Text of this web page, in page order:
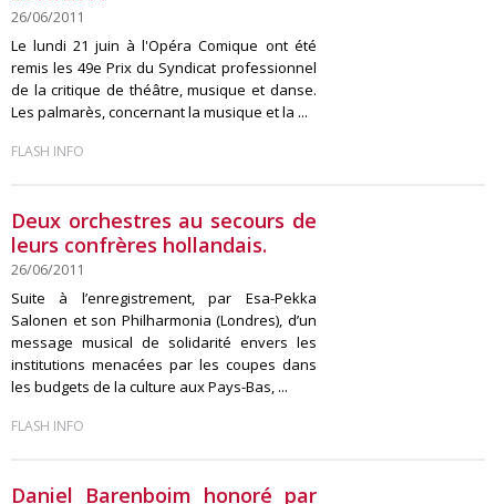
26/06/2011
Le lundi 21 juin à l'Opéra Comique ont été
remis les 49e Prix du Syndicat professionnel
de la critique de théâtre, musique et danse.
Les palmarès, concernant la musique et la ...
FLASH INFO
Deux orchestres au secours de
leurs confrères hollandais.
26/06/2011
Suite à l’enregistrement, par Esa-Pekka
Salonen et son Philharmonia (Londres), d’un
message musical de solidarité envers les
institutions menacées par les coupes dans
les budgets de la culture aux Pays-Bas, ...
FLASH INFO
Daniel Barenboim honoré par